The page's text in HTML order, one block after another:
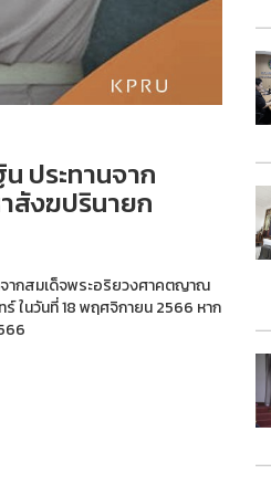
ประทานจาก
สังฆปรินายก
ากสมเด็จพระอริยวงศาคตญาณ
ในวันที่ 18 พฤศจิกายน 2566 หาก